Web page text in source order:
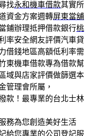
找永和機車借款其實所
資金方案週轉屏東當舖
鋪辦理抵押借款銀行桃
率安全網友評價汽車貸
借錢地區高額低利率需
東機車借款專為借款幫
域與店家評價做篩選本
管理會所屬，
款！最專業的台北士林
務為您創造美好生活
給您專業的公司登記服